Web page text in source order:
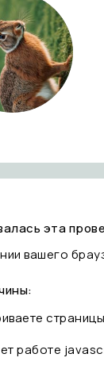
эта
вашего
работе